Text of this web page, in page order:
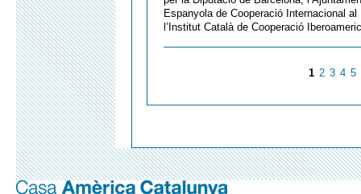
Espanyola de Cooperació Internacional
l’Institut Català de Cooperació
1 2 3 4 5